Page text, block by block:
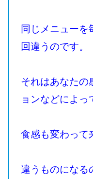
同じメニューを
回違うのです。
それはあなたの
ョンなどによっ
食感も変わって
違うものになる